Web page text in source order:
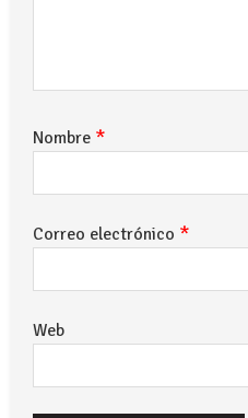
Nombre *
Correo electrónico *
Web